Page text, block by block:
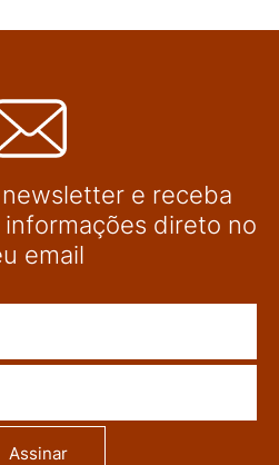
e receba
direto no
email
Assinar